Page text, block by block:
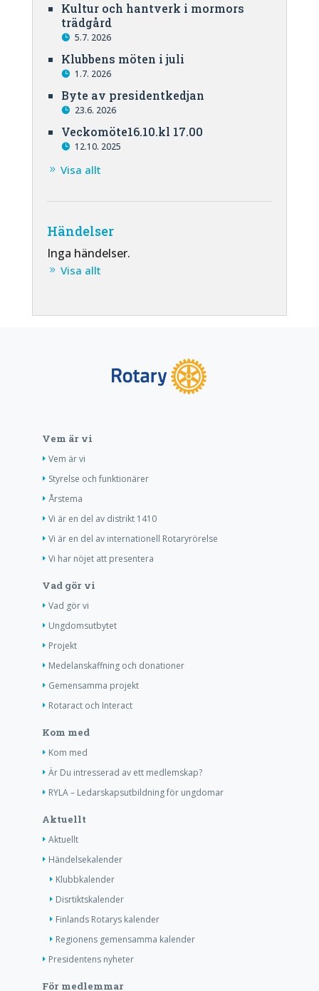
Kultur och hantverk i mormors
trädgård
5.7. 2026
Klubbens möten i juli
1.7. 2026
Byte av presidentkedjan
23.6. 2026
Veckomöte16.10.kl 17.00
12.10. 2025
Visa allt
Händelser
Inga händelser.
Visa allt
Vem är vi
Vem är vi
Styrelse och funktionärer
Årstema
Vi är en del av distrikt 1410
Vi är en del av internationell Rotaryrörelse
Vi har nöjet att presentera
Vad gör vi
Vad gör vi
Ungdomsutbytet
Projekt
Medelanskaffning och donationer
Gemensamma projekt
Rotaract och Interact
Kom med
Kom med
Är Du intresserad av ett medlemskap?
RYLA – Ledarskapsutbildning för ungdomar
Aktuellt
Aktuellt
Händelsekalender
Klubbkalender
Disrtiktskalender
Finlands Rotarys kalender
Regionens gemensamma kalender
Presidentens nyheter
För medlemmar